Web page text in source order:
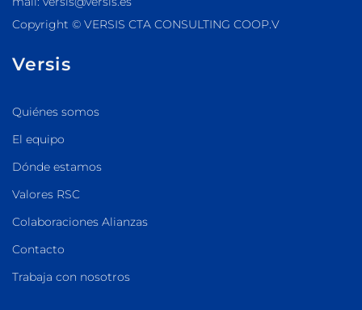
Copyright © VERSIS CTA CONSULTING COOP.V
Versis
Quiénes somos
El equipo
Dónde estamos
Valores RSC
Colaboraciones Alianzas
Contacto
Trabaja con nosotros